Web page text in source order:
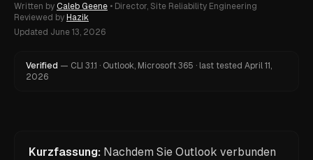
Written by Caleb Geene • Director, Site Reliability Engineering
Reviewed byHazik
Updated June 13, 2026
Verified — CLI 3.1.1 · Outlook, Microsoft 365 · last tested April 11,
2026
Kurzfassung: Nachdem Sie Outlook verbunden